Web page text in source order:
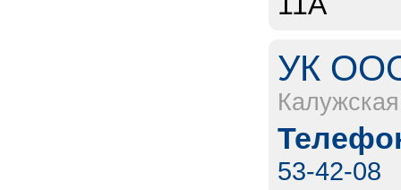
УК ООО
53-42-08